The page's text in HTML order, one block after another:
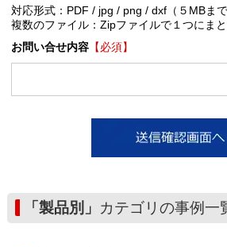
対応形式：PDF / jpg / png / dxf（５MBまで
複数のファイル：Zipファイルで１つにまと
お問い合せ内容【必須】
「製品別」 カテゴリの事例一